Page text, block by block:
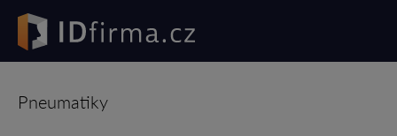
Pneumatiky